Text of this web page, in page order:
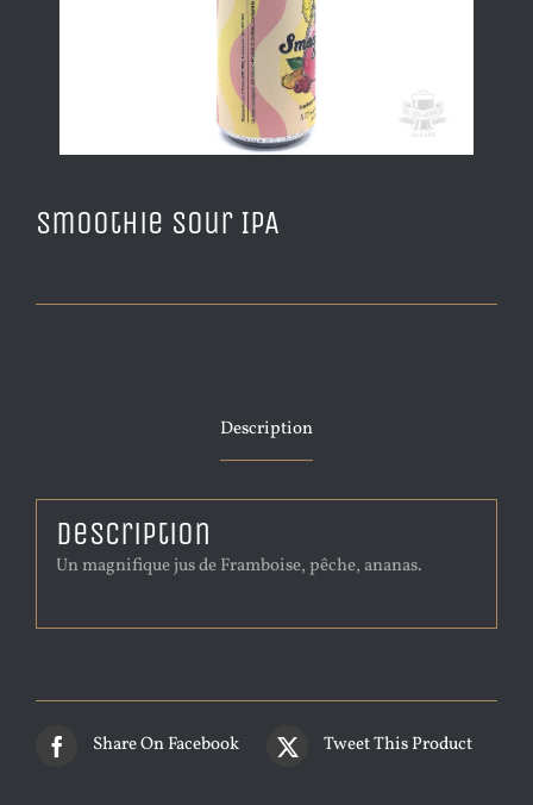
Smoothie Sour IPA
Description
Description
Un magnifique jus de Framboise, pêche, ananas.
Share On Facebook Tweet This Product